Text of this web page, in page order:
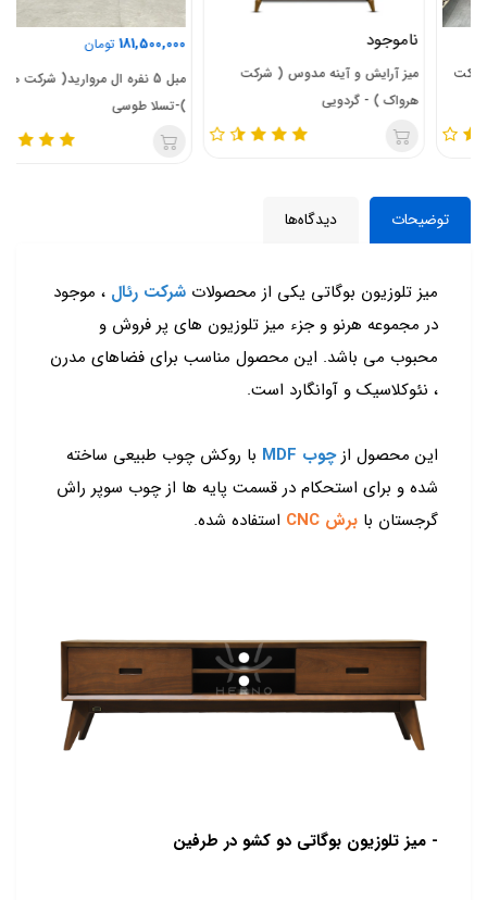
ناموجود
میز آرایش و آینه مدوس ( شرکت
هرواک ) - گردویی
181,500,000 تومان
مبل 5 نفره ال مروارید( شرکت هرواک
)-تسلا طوسی
توضیحات دیدگاه‌ها
میز تلوزیون بوگاتی یکی از محصولات شرکت رئال ، موجود
در مجموعه هرنو و جزء میز تلوزیون های پر فروش و
محبوب می باشد. این محصول مناسب برای فضاهای مدرن
، نئوکلاسیک و آوانگارد است.
این محصول ازچوب MDF
با روکش چوب طبیعی ساخته
شده و برای استحکام در قسمت پایه ها از چوب سوپر راش
گرجستان با برش CNC استفاده شده.
- میز تلوزیون بوگاتی دو کشو در طرفین